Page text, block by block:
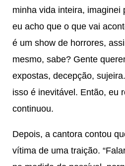
minha vida inteira, imaginei
eu acho que o que vai
é um show de horrores,
mesmo, sabe? Gente
expostas, decepção,
isso é inevitável. Então, eu
continuou.
Depois, a cantora contou
vítima de uma traição.